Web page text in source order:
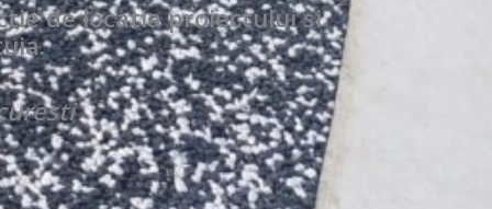
de locatia proiectului si